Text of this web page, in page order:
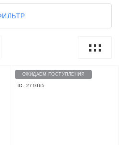
ОЖИДАЕМ ПОСТУПЛЕНИЯ
ID: 271065